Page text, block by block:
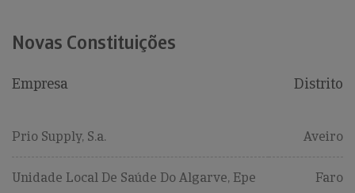
Novas Constituições
Empresa Distrito
Prio Supply, S.a. Aveiro
Unidade Local De Saúde Do Algarve, Epe Faro